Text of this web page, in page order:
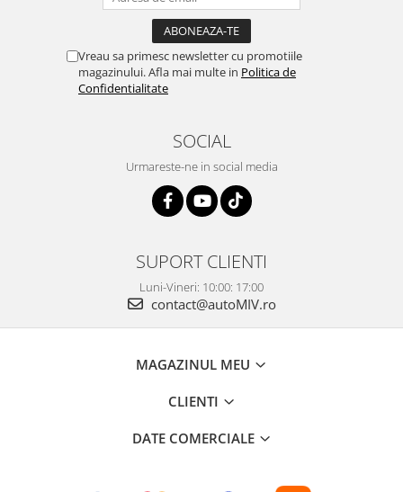
Vreau sa primesc newsletter cu promotiile
magazinului. Afla mai multe in Politica de
Confidentialitate
SOCIAL
Urmareste-ne in social media
SUPORT CLIENTI
Luni-Vineri: 10:00: 17:00
contact@autoMIV.ro
MAGAZINUL MEU
CLIENTI
DATE COMERCIALE